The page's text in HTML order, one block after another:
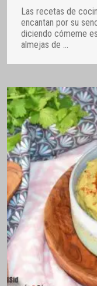
Las recetas de
encantan por su
diciendo cómeme
almejas de …